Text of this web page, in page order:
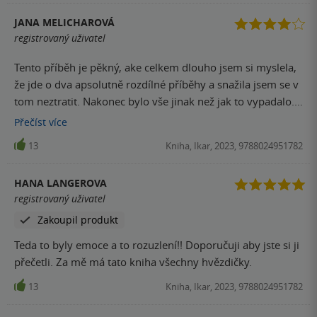
přišlo málo mě – druhému může vyhovovat. Tentokrát
jsem kapesníčky nepotřebovala, ale určitě doporučuji, za
JANA MELICHAROVÁ
registrovaný uživatel
Tento příběh je pěkný, ake celkem dlouho jsem si myslela,
že jde o dva apsolutně rozdílné příběhy a snažila jsem se v
tom neztratit. Nakonec bylo vše jinak než jak to vypadalo..
Příběh je plný nečekaných zvratů, lásky, zklamání, nemocí
a tak dále. Obě hlavní postavy mají své sny, ale zda je sny
navždy rozdělí nebo to vše nějak ustojí to už si musíte
Přečíst více
13 Kniha, Ikar, 2023, 9788024951782
HANA LANGEROVA
registrovaný uživatel
Zakoupil produkt
Teda to byly emoce a to rozuzlení!! Doporučuji aby jste si ji
přečetli. Za mě má tato kniha všechny hvězdičky.
13 Kniha, Ikar, 2023, 9788024951782